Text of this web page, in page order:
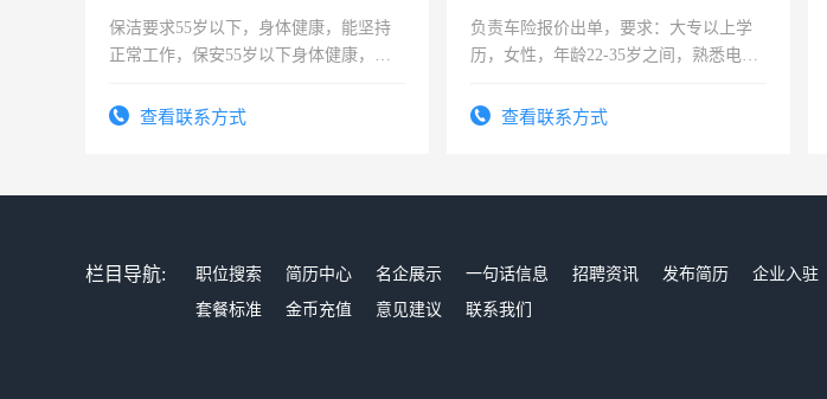
保洁要求55岁以下，身体健康，能坚持
正常工作，保安55岁以下身体健康，有
录，客服要求45岁以下高中以上文化，
查看联系方式
负责车险报价出单，要求：大专以上学
历，女性，年龄22-35岁之间，熟悉电脑
试用期1-3个月，转正后交纳五险，
查看联系方式
栏目导航: 职位搜索 简历中心 名企展示 一句话信息 招聘资讯 发布简历 企业入驻
套餐标准
金币充值 意见建议 联系我们